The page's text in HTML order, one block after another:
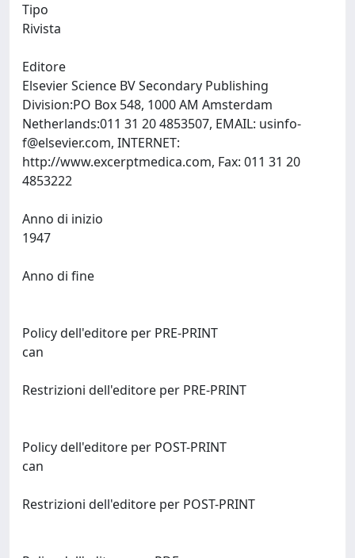
Tipo
Rivista
Editore
Elsevier Science BV Secondary Publishing
Division:PO Box 548, 1000 AM Amsterdam
Netherlands:011 31 20 4853507, EMAIL: usinfo-
f@elsevier.com, INTERNET:
http://www.excerptmedica.com, Fax: 011 31 20
Anno di inizio
Anno di fine
Policy dell'editore per PRE-PRINT
Restrizioni dell'editore per PRE-PRINT
Policy dell'editore per POST-PRINT
Restrizioni dell'editore per POST-PRINT